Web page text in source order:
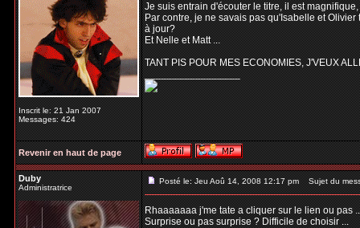
Inscrit le: 21 Jan 2007
Messages: 424
Je suis entrain d'écouter le titre, il est
Par contre, je ne savais pas qu'Isabelle et
à jour?
Et Nelle et Matt ...
TANT PIS POUR MES ECONOMIES, J'VEUX
_________________
Revenir en haut de page
Duby
Administratrice
Posté le: Jeu Aoû 14, 2008 12:17 pm Sujet du
Rhaaaaaaa j'me tate a cliquer sur le lien ou pas
Surprise ou pas surprise ? Difficile de choisir ...